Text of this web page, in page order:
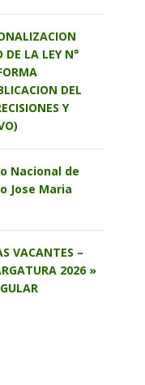
DE LA LEY N°
DEL
Y
Nacional de
Jose Maria
VACANTES –
2026 »